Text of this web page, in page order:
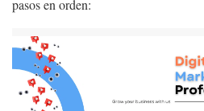
pasos en orden: